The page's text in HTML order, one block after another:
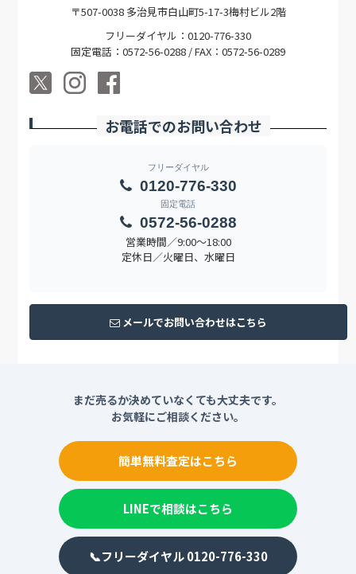
〒507-0038 多治見市白山町5-17-3梅村ビル2階
フリーダイヤル：0120-776-330
固定電話：0572-56-0288 / FAX：0572-56-0289
お電話でのお問い合わせ
営業時間／9:00〜18:00
定休日／火曜日、水曜日
フリーダイヤル
0120-776-330
固定電話
0572-56-0288
メールでお問い合わせはこちら
まだ売るか決めていなくても大丈夫です。
お気軽にご相談ください。
簡単無料査定はこちら
LINEで相談はこちら
📞フリーダイヤル 0120-776-330